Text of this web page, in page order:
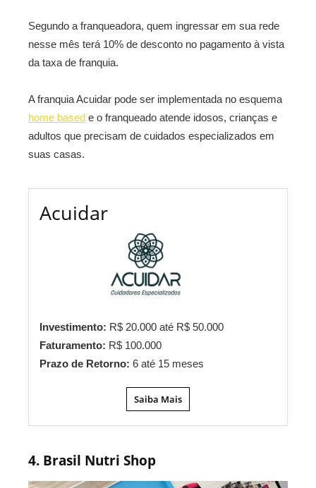
Segundo a franqueadora, quem ingressar em sua rede
nesse mês terá 10% de desconto no pagamento à vista
da taxa de franquia.
A franquia Acuidar pode ser implementada no esquema
home based e o franqueado atende idosos, crianças e
adultos que precisam de cuidados especializados em
suas casas.
Acuidar
Investimento: R$ 20.000 até R$ 50.000
Faturamento: R$ 100.000
Prazo de Retorno: 6 até 15 meses
Saiba Mais
4. Brasil Nutri Shop